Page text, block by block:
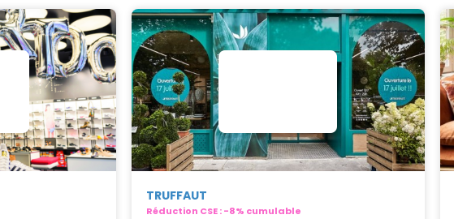
TRUFFAUT
Réduction CSE : -8% cumulable